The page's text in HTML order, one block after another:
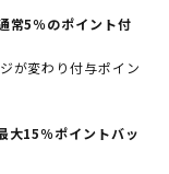
常5％のポイント付
が変わり付与ポイン
大15％ポイントバッ